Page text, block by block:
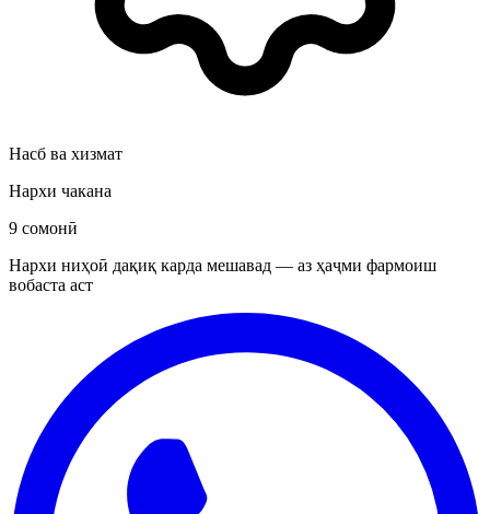
Насб ва хизмат
Нархи чакана
9 сомонӣ
Нархи ниҳоӣ дақиқ карда мешавад — аз ҳаҷми фармоиш
вобаста аст